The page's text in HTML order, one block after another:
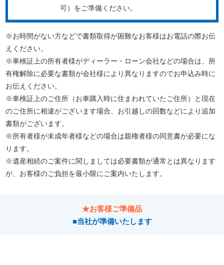
可）をご準備ください。
※お時間がない方などで書類取得が困難なお客様はお電話の際お伝
えください。
※車検証上の所有者様がディーラー・ローン会社などの場合は、所
有権解除に必要な書類が会社様により異なりますのでお申込み時に
お伝えください。
※車検証上のご住所（お車購入時に住まわれていたご住所）と現在
のご住所に相違がございます場合、お引越しの回数などにより追加
書類がございます。
※所有者様が未成年者様などの場合は親権者様の同意書が必要にな
ります。
※遺産相続のご案件に関しましては必要書類が通常とは異なります
が、お客様のご負担を最小限にご案内いたします。
★お客様ご準備品
■当社が準備いたします